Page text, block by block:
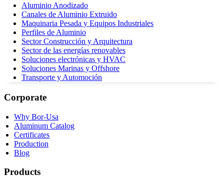
Aluminio Anodizado
Canales de Aluminio Extruido
Maquinaria Pesada y Equipos Industriales
Perfiles de Aluminio
Sector Construcción y Arquitectura
Sector de las energías renovables
Soluciones electrónicas y HVAC
Soluciones Marinas y Offshore
Transporte y Automoción
Corporate
Why Bor-Usa
Aluminum Catalog
Certificates
Production
Blog
Products